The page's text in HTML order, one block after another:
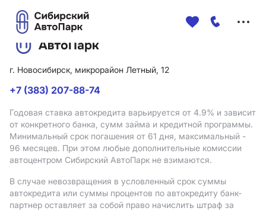
г. Новосибирск, микрорайон Летный, 12
+7 (383) 207-88-74
Годовая ставка автокредита варьируется от 4.9% и зависит
от конкретного банка, сумм займа и кредитной программы.
Минимальный срок погашения от 61 дня, максимальный -
96 месяцев. При этом любые дополнительные комиссии
автоцентром Сибирский АвтоПарк не взимаются.
В случае невозвращения в условленный срок суммы
автокредита или суммы процентов по автокредиту банк-
партнер оставляет за собой право начислить штраф за